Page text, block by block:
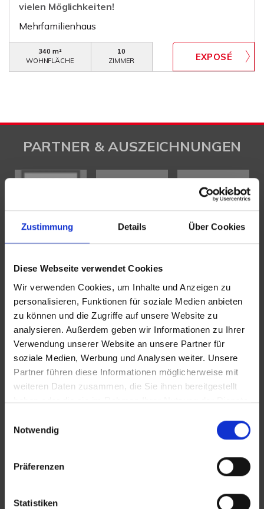
Zustimmung Details Über Cookies
Diese Webseite verwendet Cookies
Wir verwenden Cookies, um Inhalte und Anzeigen zu
personalisieren, Funktionen für soziale Medien anbieten
zu können und die Zugriffe auf unsere Website zu
analysieren. Außerdem geben wir Informationen zu Ihrer
Verwendung unserer Website an unsere Partner für
soziale Medien, Werbung und Analysen weiter. Unsere
Partner führen diese Informationen möglicherweise mit
weiteren Daten zusammen, die Sie ihnen bereitgestellt
haben oder die sie im Rahmen Ihrer Nutzung der Dienste
Notwendig
Präferenzen
Statistiken
vielen Möglichkeiten!
Mehrfamilienhaus
340 m²
WOHNFLÄCHE
10
ZIMMER
PARTNER & AUSZEICHNUNGEN
KONTAKT
WeserBergland Immobilien
Portastraße 36
32457 Porta Westfalica
Tel.:0571 - 597 265 17
Web: www.wb-immobilien.de